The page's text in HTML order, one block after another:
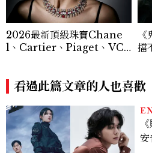
2026最新頂級珠寶Chane
l、Cartier、Piaget、VC
擋
看過此篇文章的人也喜歡
安